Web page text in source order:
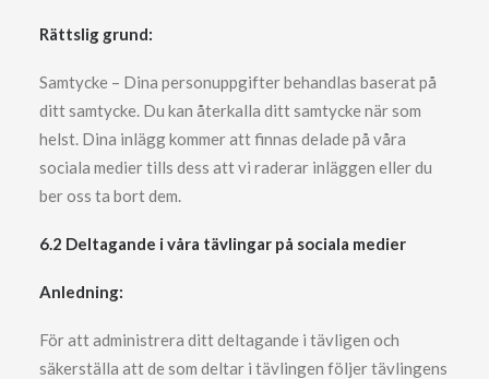
Rättslig grund:
Samtycke – Dina personuppgifter behandlas baserat på
ditt samtycke. Du kan återkalla ditt samtycke när som
helst. Dina inlägg kommer att finnas delade på våra
sociala medier tills dess att vi raderar inläggen eller du
ber oss ta bort dem.
6.2 Deltagande i våra tävlingar på sociala medier
Anledning:
För att administrera ditt deltagande i tävligen och
säkerställa att de som deltar i tävlingen följer tävlingens